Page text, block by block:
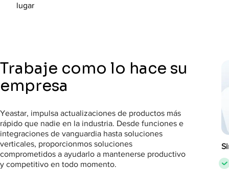
lugar
Trabaje como lo hace su
empresa
Yeastar, impulsa actualizaciones de productos más
rápido que nadie en la industria. Desde funciones e
integraciones de vanguardia hasta soluciones
verticales, proporcionmos soluciones
comprometidos a ayudarlo a mantenerse productivo
y competitivo en todo momento.